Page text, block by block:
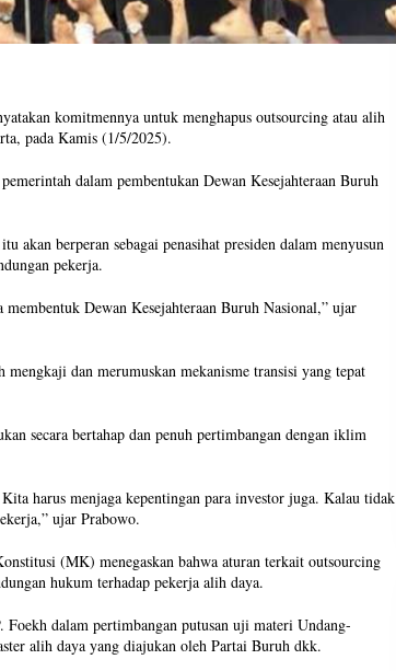
komitmennya untuk menghapus outsourcing atau alih
pada Kamis (1/5/2025).
dalam pembentukan Dewan Kesejahteraan Buruh
akan berperan sebagai penasihat presiden dalam menyusun
pekerja.
Dewan Kesejahteraan Buruh Nasional,” ujar
mengkaji dan merumuskan mekanisme transisi yang tepat
secara bertahap dan penuh pertimbangan dengan iklim
harus menjaga kepentingan para investor juga. Kalau tidak
ujar Prabowo.
(MK) menegaskan bahwa aturan terkait outsourcing
hukum terhadap pekerja alih daya.
dalam pertimbangan putusan uji materi Undang-
alih daya yang diajukan oleh Partai Buruh dkk.